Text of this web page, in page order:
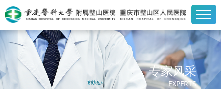
专家风采
EXPERTS